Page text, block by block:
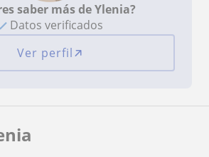
saber más de Ylenia?
Datos verificados
Ver perfil